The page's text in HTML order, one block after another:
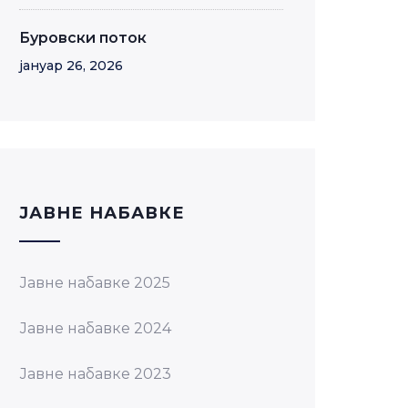
Буровски поток
јануар 26, 2026
JАВНЕ НАБАВКЕ
Јавне набавке 2025
Јавне набавке 2024
Јавне набавке 2023